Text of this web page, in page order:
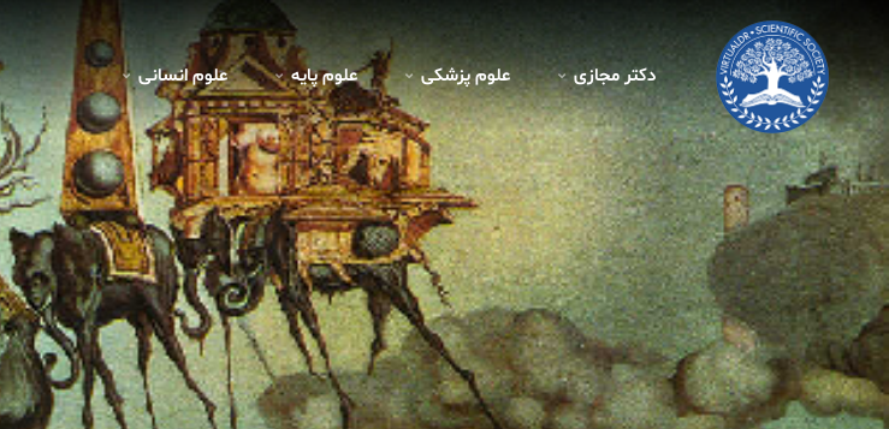
دکتر مجازی علوم پزشکی علوم پايه علوم انسانی